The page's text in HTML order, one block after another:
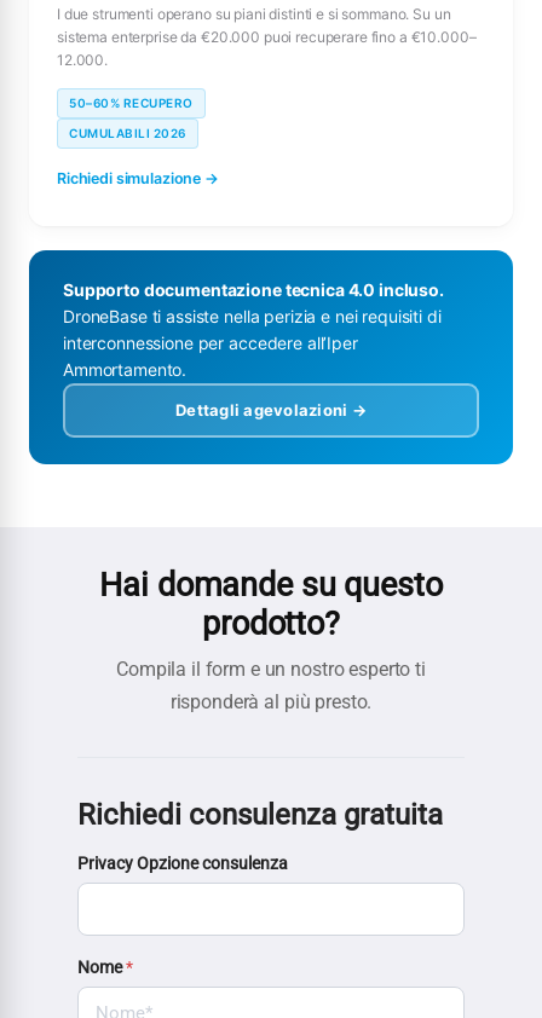
I due strumenti operano su piani distinti e si sommano. Su un
sistema enterprise da €20.000 puoi recuperare fino a €10.000–
12.000.
50–60% RECUPERO
CUMULABILI 2026
Richiedi simulazione →
Supporto documentazione tecnica 4.0 incluso.
DroneBase ti assiste nella perizia e nei requisiti di
interconnessione per accedere all’Iper
Ammortamento.
Dettagli agevolazioni →
Hai domande su questo
prodotto?
Compila il form e un nostro esperto ti
risponderà al più presto.
Richiedi consulenza gratuita
Privacy Opzione consulenza
Nome*